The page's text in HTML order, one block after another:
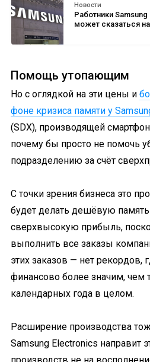
Новости
Работники
может сказаться
Помощь утопающим
Но с оглядкой на эти цены и
фоне кризиса памяти у
(SDX), производящей
почему бы просто не помочь
подразделению за счёт
С точки зрения бизнеса это
будет делать дешёвую память
сверхвысокую прибыль,
выполнить все заказы
этих заказов — нет рекордов,
финансово более значим, чем
календарных года в целом.
Расширение производства
Samsung Electronics направит